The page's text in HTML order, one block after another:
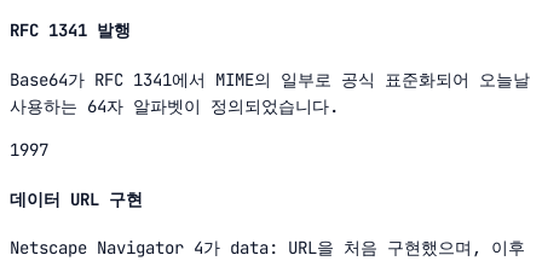
RFC 1341 발행
Base64가 RFC 1341에서 MIME의 일부로 공식 표준화되어 오늘날
사용하는 64자 알파벳이 정의되었습니다.
1997
데이터 URL 구현
Netscape Navigator 4가 data: URL을 처음 구현했으며, 이후